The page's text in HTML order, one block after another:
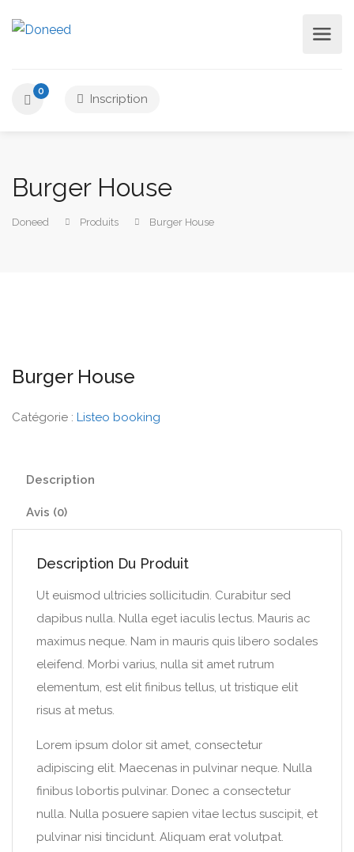
0
Inscription
Burger House
Doneed Produits Burger House
Burger House
Catégorie : Listeo booking
Description
Avis (0)
Description Du Produit
Ut euismod ultricies sollicitudin. Curabitur sed
dapibus nulla. Nulla eget iaculis lectus. Mauris ac
maximus neque. Nam in mauris quis libero sodales
eleifend. Morbi varius, nulla sit amet rutrum
elementum, est elit finibus tellus, ut tristique elit
risus at metus.
Lorem ipsum dolor sit amet, consectetur
adipiscing elit. Maecenas in pulvinar neque. Nulla
finibus lobortis pulvinar. Donec a consectetur
nulla. Nulla posuere sapien vitae lectus suscipit, et
pulvinar nisi tincidunt. Aliquam erat volutpat.